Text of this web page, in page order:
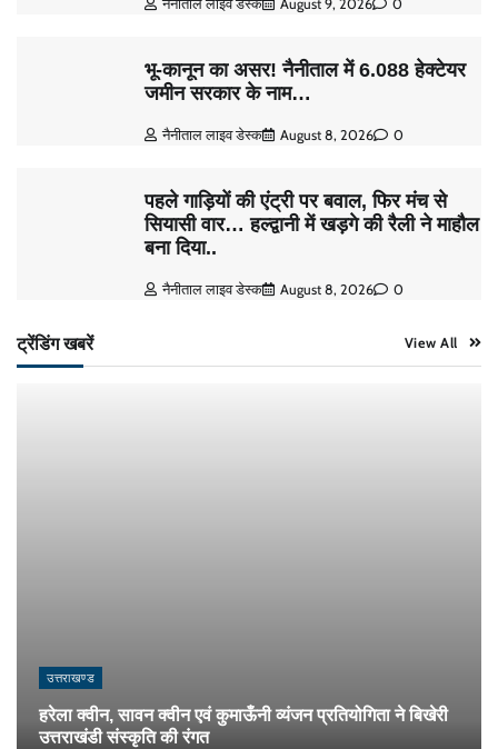
नैनीताल लाइव डेस्क August 9, 2026 0
भू-कानून का असर! नैनीताल में 6.088 हेक्टेयर
जमीन सरकार के नाम…
नैनीताल लाइव डेस्क August 8, 2026 0
पहले गाड़ियों की एंट्री पर बवाल, फिर मंच से
सियासी वार… हल्द्वानी में खड़गे की रैली ने माहौल
बना दिया..
नैनीताल लाइव डेस्क August 8, 2026 0
ट्रेंडिंग खबरें View All
उत्तराखण्ड
हरेला क्वीन, सावन क्वीन एवं कुमाऊँनी व्यंजन प्रतियोगिता ने बिखेरी
उत्तराखंडी संस्कृति की रंगत